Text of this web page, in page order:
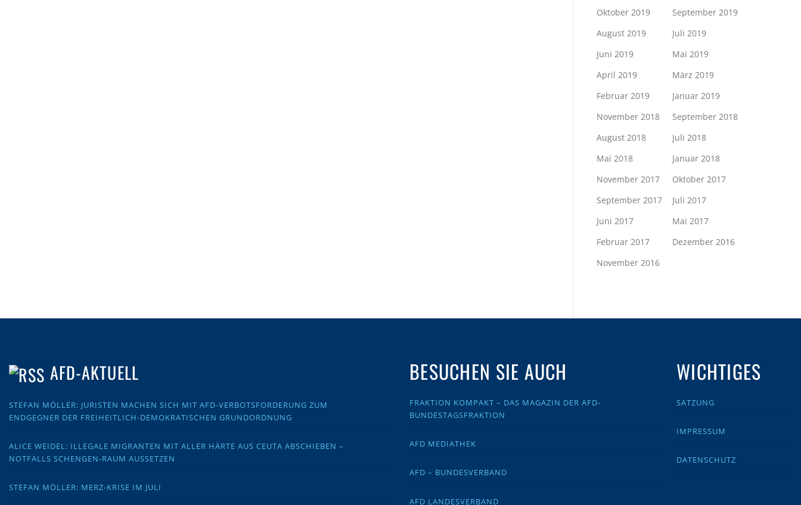
Oktober 2019
September 2019
August 2019
Juli 2019
Juni 2019
Mai 2019
April 2019
März 2019
Februar 2019
Januar 2019
November 2018
September 2018
August 2018
Juli 2018
Mai 2018
Januar 2018
November 2017
Oktober 2017
September 2017
Juli 2017
Juni 2017
Mai 2017
Februar 2017
Dezember 2016
November 2016
AFD-AKTUELL
STEFAN MÖLLER: JURISTEN MACHEN SICH MIT AFD-VERBOTSFORDERUNG ZUM
ENDGEGNER DER FREIHEITLICH-DEMOKRATISCHEN GRUNDORDNUNG
ALICE WEIDEL: ILLEGALE MIGRANTEN MIT ALLER HÄRTE AUS CEUTA ABSCHIEBEN –
NOTFALLS SCHENGEN-RAUM AUSSETZEN
STEFAN MÖLLER: MERZ-KRISE IM JULI
BESUCHEN SIE AUCH
FRAKTION KOMPAKT – DAS MAGAZIN DER AFD-
BUNDESTAGSFRAKTION
AFD MEDIATHEK
AFD – BUNDESVERBAND
AFD LANDESVERBAND
WICHTIGES
SATZUNG
IMPRESSUM
DATENSCHUTZ